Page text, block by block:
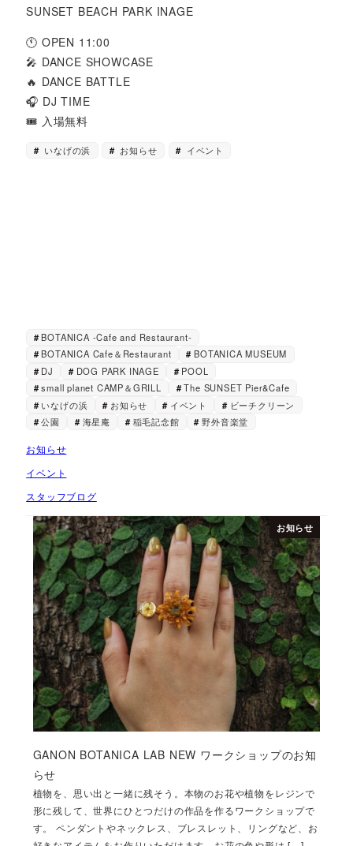
SUNSET BEACH PARK INAGE
🕚 OPEN 11:00
🎤 DANCE SHOWCASE
🔥 DANCE BATTLE
🎧 DJ TIME
🎟 入場無料
いなげの浜 お知らせ イベント
BOTANICA -Cafe and Restaurant-
BOTANICA Cafe＆Restaurant
BOTANICA MUSEUM
DJ
DOG PARK INAGE
POOL
small planet CAMP＆GRILL
The SUNSET Pier&Cafe
いなげの浜
お知らせ イベント
ビーチクリーン
公園
海星庵 稲毛記念館 野外音楽堂
お知らせ
イベント
スタッフブログ
お知らせ
GANON BOTANICA LAB NEW ワークショップのお知
らせ
植物を、思い出と一緒に残そう。本物のお花や植物をレジンで
形に残して、世界にひとつだけの作品を作るワークショップで
す。 ペンダントやネックレス、ブレスレット、リングなど、お